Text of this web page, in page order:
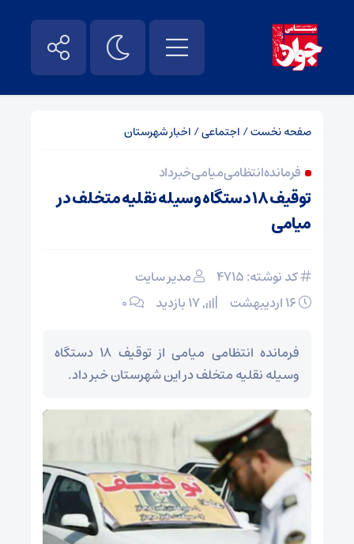
صفحه نخست/ اجتماعی/ اخبار شهرستان
فرمانده انتظامی میامی خبر داد
توقیف ۱۸ دستگاه وسیله نقلیه متخلف در
میامی
کد نوشته: 4715
مدیر سایت
۰
فرمانده انتظامی میامی از توقیف ۱۸ دستگاه
وسیله نقلیه متخلف در این شهرستان خبر داد.